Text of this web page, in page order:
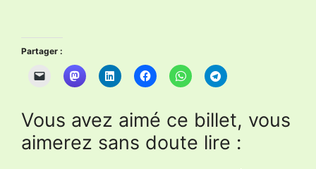
Partager :
Vous avez aimé ce billet, vous
aimerez sans doute lire :